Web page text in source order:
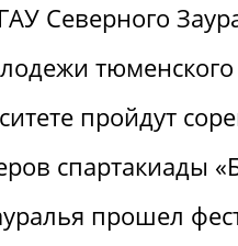
Северного
пройдут
спартакиады
прошел